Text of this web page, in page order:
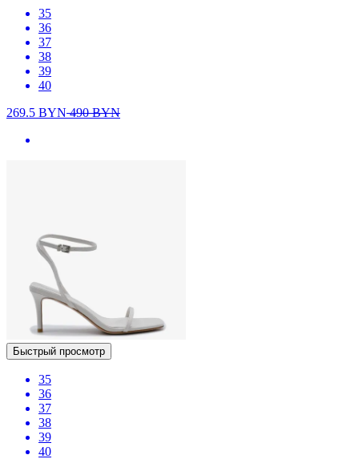
35
36
37
38
39
40
269.5 BYN490BYN
Быстрый просмотр
35
36
37
38
39
40